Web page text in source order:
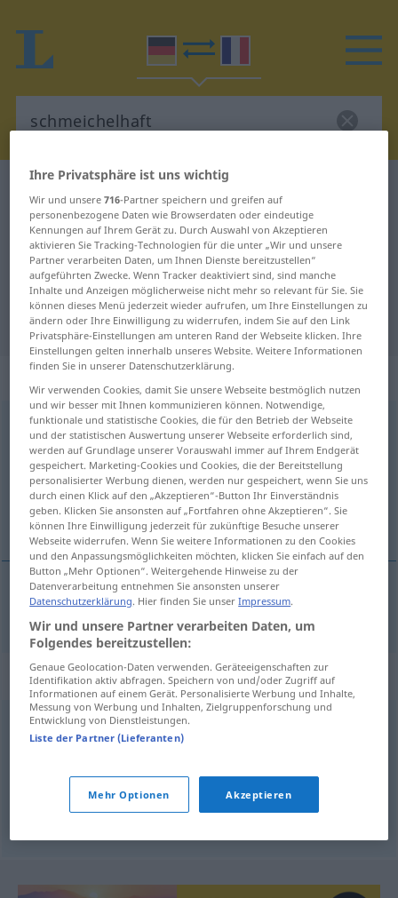
Deutsch-Französisch Wörterbuch
Deutsch-Französisch Übersetzung
für "schmeichelhaft"
"schmeichelhaft" Französisch
Übersetzung
„schmeichelhaft“: Adjektiv
schmeichelhaftadj
Übersicht aller Übersetzungen
(Für mehr Details die Übersetzung anklicken/antippen)
flatteur
flatteur schmeichelhaft
Synonyme für "schmeichelhaft"
katzenfreundlich (ugs.),schmierig
heuchlerisch
Ihre Privatsphäre ist uns wichtig
Wir und unsere716-Partner speichern und greifen auf
personenbezogene Daten wie Browserdaten oder eindeutige
Kennungen auf Ihrem Gerät zu. Durch Auswahl von Akzeptieren
aktivieren Sie Tracking-Technologien für die unter „Wir und unsere
Partner verarbeiten Daten, um Ihnen Dienste bereitzustellen“
aufgeführten Zwecke. Wenn Tracker deaktiviert sind, sind manche
Inhalte und Anzeigen möglicherweise nicht mehr so relevant für Sie. Sie
können dieses Menü jederzeit wieder aufrufen, um Ihre Einstellungen zu
ändern oder Ihre Einwilligung zu widerrufen, indem Sie auf den Link
Privatsphäre-Einstellungen am unteren Rand der Webseite klicken. Ihre
Einstellungen gelten innerhalb unseres Website. Weitere Informationen
finden Sie in unserer Datenschutzerklärung.
Wir verwenden Cookies, damit Sie unsere Webseite bestmöglich nutzen
und wir besser mit Ihnen kommunizieren können. Notwendige,
funktionale und statistische Cookies, die für den Betrieb der Webseite
und der statistischen Auswertung unserer Webseite erforderlich sind,
werden auf Grundlage unserer Vorauswahl immer auf Ihrem Endgerät
gespeichert. Marketing-Cookies und Cookies, die der Bereitstellung
personalisierter Werbung dienen, werden nur gespeichert, wenn Sie uns
durch einen Klick auf den „Akzeptieren“-Button Ihr Einverständnis
geben. Klicken Sie ansonsten auf „Fortfahren ohne Akzeptieren“. Sie
können Ihre Einwilligung jederzeit für zukünftige Besuche unserer
Webseite widerrufen. Wenn Sie weitere Informationen zu den Cookies
und den Anpassungsmöglichkeiten möchten, klicken Sie einfach auf den
Button „Mehr Optionen“. Weitergehende Hinweise zu der
Datenverarbeitung entnehmen Sie ansonsten unserer
Datenschutzerklärung. Hier finden Sie unserImpressum.
Wir und unsere Partner verarbeiten Daten, um
Folgendes bereitzustellen:
Genaue Geolocation-Daten verwenden. Geräteeigenschaften zur
Identifikation aktiv abfragen. Speichern von und/oder Zugriff auf
Informationen auf einem Gerät. Personalisierte Werbung und Inhalte,
Messung von Werbung und Inhalten, Zielgruppenforschung und
Entwicklung von Dienstleistungen.
Liste der Partner (Lieferanten)
Mehr Optionen Akzeptieren